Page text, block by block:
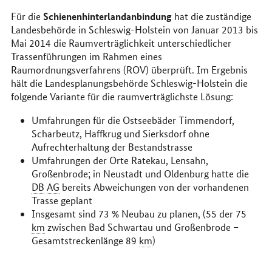
Für die Schienenhinterlandanbindunghat die zuständige
Landesbehörde in Schleswig-Holstein von Januar 2013 bis
Mai 2014 die Raumverträglichkeit unterschiedlicher
Trassenführungen im Rahmen eines
Raumordnungsverfahrens (ROV) überprüft. Im Ergebnis
hält die Landesplanungsbehörde Schleswig-Holstein die
folgende Variante für die raumverträglichste Lösung:
Umfahrungen für die Ostseebäder Timmendorf,
Scharbeutz, Haffkrug und Sierksdorf ohne
Aufrechterhaltung der Bestandstrasse
Umfahrungen der Orte Ratekau, Lensahn,
Großenbrode; in Neustadt und Oldenburg hatte die
DB AG bereits Abweichungen von der vorhandenen
Trasse geplant
Insgesamt sind 73 % Neubau zu planen, (55 der 75
km zwischen Bad Schwartau und Großenbrode –
Gesamtstreckenlänge 89 km)